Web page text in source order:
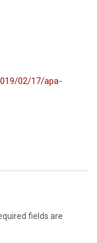
02/17/apa-
fields are